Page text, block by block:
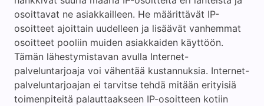
osoittavat ne asiakkailleen. He määrittävät IP-
osoitteet ajoittain uudelleen ja lisäävät vanhemmat
osoitteet pooliin muiden asiakkaiden käyttöön.
Tämän lähestymistavan avulla Internet-
palveluntarjoaja voi vähentää kustannuksia. Internet-
palveluntarjoajan ei tarvitse tehdä mitään erityisiä
toimenpiteitä palauttaakseen IP-osoitteen kotiin